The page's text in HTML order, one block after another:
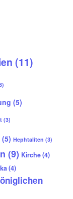
(11)
(5)
(3)
(5) Hephtaliten (3)
(9) Kirche(4)
(4)